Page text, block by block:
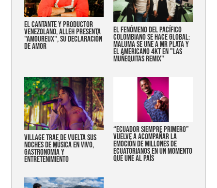
EL CANTANTE Y PRODUCTOR
VENEZOLANO, ALLEH PRESENTA
"AMOUREUX", SU DECLARACIÓN
DE AMOR
EL FENÓMENO DEL PACÍFICO
COLOMBIANO SE HACE GLOBAL:
MALUMA SE UNE A MR PLATA Y
EL AMERICANO 4KT EN "LAS
MUÑEQUITAS REMIX"
Village trae de vuelta sus
noches de música en vivo,
gastronomía y
entretenimiento
“Ecuador siempre primero”
vuelve a acompañar la
emoción de millones de
ecuatorianos en un momento
que une al país